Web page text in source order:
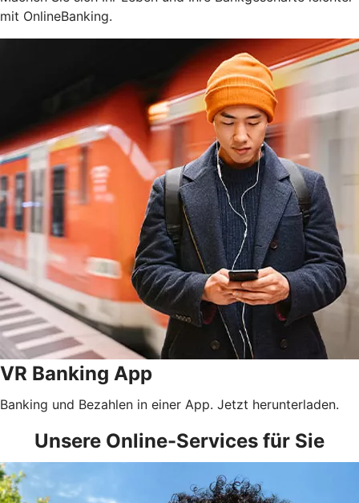
mit OnlineBanking.
VR Banking App
Banking und Bezahlen in einer App. Jetzt herunterladen.
Unsere Online-Services für Sie